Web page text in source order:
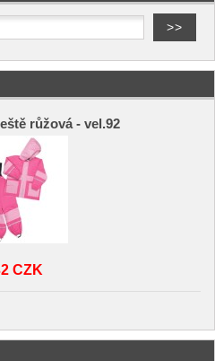
růžová - vel.92
CZK